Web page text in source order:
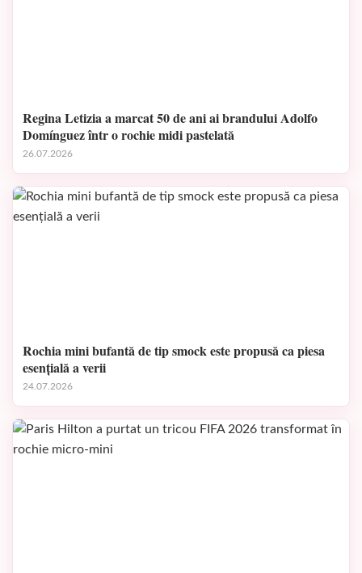
Regina Letizia a marcat 50 de ani ai brandului Adolfo
Domínguez într o rochie midi pastelată
26.07.2026
Rochia mini bufantă de tip smock este propusă ca piesa
esențială a verii
24.07.2026